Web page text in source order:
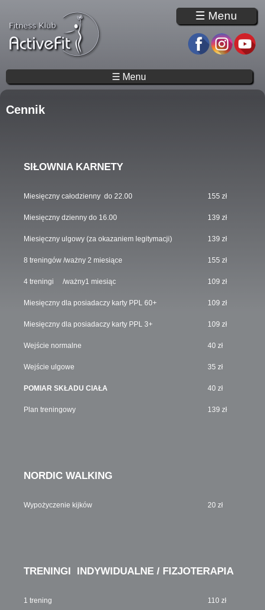
☰ Menu
☰ Menu
Cennik
SIŁOWNIA KARNETY
Miesięczny całodzienny do 22.00 155 zł
Miesięczny dzienny do 16.00 139 zł
Miesięczny ulgowy (za okazaniem legitymacji) 139 zł
8 treningów /ważny 2 miesiące 155 zł
4 treningi /ważny1 miesiąc 109 zł
Miesięczny dla posiadaczy karty PPL 60+ 109 zł
Miesięczny dla posiadaczy karty PPL 3+ 109 zł
Wejście normalne 40 zł
Wejście ulgowe 35 zł
POMIAR SKŁADU CIAŁA 40 zł
Plan treningowy 139 zł
NORDIC WALKING
Wypożyczenie kijków 20 zł
TRENINGI INDYWIDUALNE / FIZJOTERAPIA
1 trening 110 zł